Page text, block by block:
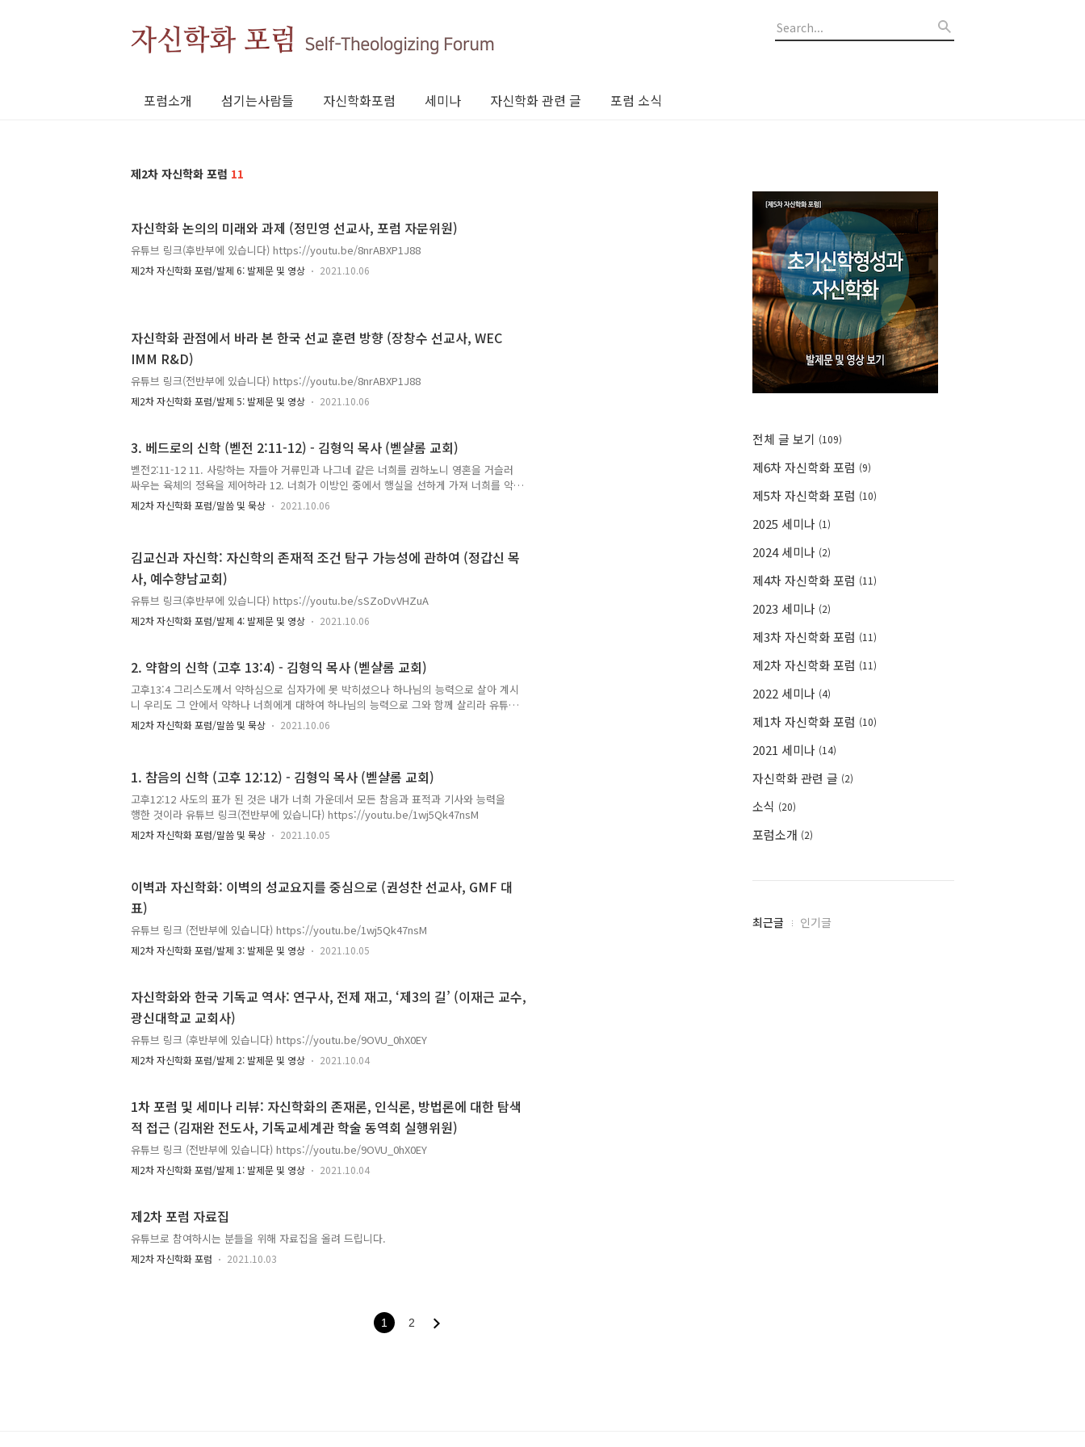
포럼소개 섬기는사람들 자신학화포럼 세미나 자신학화 관련 글 포럼 소식
제2차 자신학화 포럼 11
자신학화 논의의 미래와 과제 (정민영 선교사, 포럼 자문위원)
유튜브 링크(후반부에 있습니다) https://youtu.be/8nrABXP1J88
제2차 자신학화 포럼/발제 6: 발제문 및 영상 2021.10.06
자신학화 관점에서 바라 본 한국 선교 훈련 방향 (장창수 선교사, WEC
IMM R&D)
유튜브 링크(전반부에 있습니다) https://youtu.be/8nrABXP1J88
제2차 자신학화 포럼/발제 5: 발제문 및 영상 2021.10.06
3. 베드로의 신학 (벧전 2:11-12) - 김형익 목사 (벧샬롬 교회)
벧전2:11-12 11. 사랑하는 자들아 거류민과 나그네 같은 너희를 권하노니 영혼을 거슬러
싸우는 육체의 정욕을 제어하라 12. 너희가 이방인 중에서 행실을 선하게 가져 너희를 악
행한다고 비방하는 자들로 하여금 너희 선한 일을 보고 오시는 날에 하나님께 영광을 돌
리게 하려 함이라 유튜브 링크 https://youtu.be/GRFPsEh0yL8
제2차 자신학화 포럼/말씀 및 묵상 2021.10.06
김교신과 자신학: 자신학의 존재적 조건 탐구 가능성에 관하여 (정갑신 목
사, 예수향남교회)
유튜브 링크(후반부에 있습니다) https://youtu.be/sSZoDvVHZuA
제2차 자신학화 포럼/발제 4: 발제문 및 영상 2021.10.06
2. 약함의 신학 (고후 13:4) - 김형익 목사 (벧샬롬 교회)
고후13:4 그리스도께서 약하심으로 십자가에 못 박히셨으나 하나님의 능력으로 살아 계시
니 우리도 그 안에서 약하나 너희에게 대하여 하나님의 능력으로 그와 함께 살리라 유튜
브 링크(전반부에 있습니다) https://youtu.be/sSZoDvVHZuA
제2차 자신학화 포럼/말씀 및 묵상 2021.10.06
1. 참음의 신학 (고후 12:12) - 김형익 목사 (벧샬롬 교회)
고후12:12 사도의 표가 된 것은 내가 너희 가운데서 모든 참음과 표적과 기사와 능력을
행한 것이라 유튜브 링크(전반부에 있습니다) https://youtu.be/1wj5Qk47nsM
제2차 자신학화 포럼/말씀 및 묵상 2021.10.05
이벽과 자신학화: 이벽의 성교요지를 중심으로 (권성찬 선교사, GMF 대
표)
유튜브 링크 (전반부에 있습니다) https://youtu.be/1wj5Qk47nsM
제2차 자신학화 포럼/발제 3: 발제문 및 영상 2021.10.05
자신학화와 한국 기독교 역사: 연구사, 전제 재고, ‘제3의 길’ (이재근 교수,
광신대학교 교회사)
유튜브 링크 (후반부에 있습니다) https://youtu.be/9OVU_0hX0EY
제2차 자신학화 포럼/발제 2: 발제문 및 영상 2021.10.04
1차 포럼 및 세미나 리뷰: 자신학화의 존재론, 인식론, 방법론에 대한 탐색
적 접근 (김재완 전도사, 기독교세계관 학술 동역회 실행위원)
유튜브 링크 (전반부에 있습니다) https://youtu.be/9OVU_0hX0EY
제2차 자신학화 포럼/발제 1: 발제문 및 영상 2021.10.04
제2차 포럼 자료집
유튜브로 참여하시는 분들을 위해 자료집을 올려 드립니다.
제2차 자신학화 포럼 2021.10.03
1 2
전체 글 보기 (109)
제6차 자신학화 포럼 (9)
제5차 자신학화 포럼 (10)
2025 세미나 (1)
2024 세미나 (2)
제4차 자신학화 포럼 (11)
2023 세미나 (2)
제3차 자신학화 포럼 (11)
제2차 자신학화 포럼 (11)
2022 세미나 (4)
제1차 자신학화 포럼 (10)
2021 세미나 (14)
자신학화 관련 글 (2)
소식 (20)
포럼소개 (2)
최
최근글 인기글